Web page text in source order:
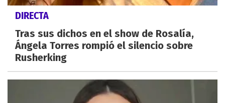
DIRECTA
Tras sus dichos en el show de Rosalía,
Ángela Torres rompió el silencio sobre
Rusherking